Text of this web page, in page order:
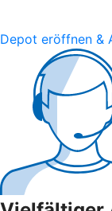
Depot eröffnen &